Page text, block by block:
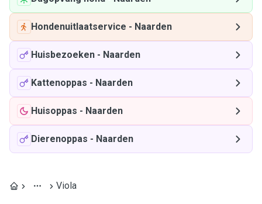
Hondenuitlaatservice - Naarden
Huisbezoeken - Naarden
Kattenoppas - Naarden
Huisoppas - Naarden
Dierenoppas - Naarden
Viola